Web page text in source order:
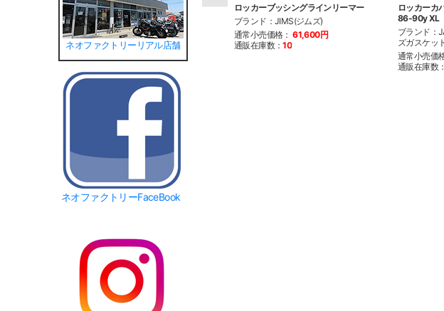
ネオファクトリーリアル店舗
ネオファクトリーFaceBook
ロッカーブッシングラインリーマー
ブランド：JIMS(ジムズ)
通常小売価格： 61,600円
通販在庫数：10
ロッカーカ
86-90y XL
ブランド：
ズガスケッ
通常小売価
通販在庫数